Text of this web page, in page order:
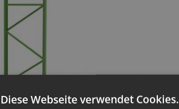
Diese Webseite verwendet Cookies.